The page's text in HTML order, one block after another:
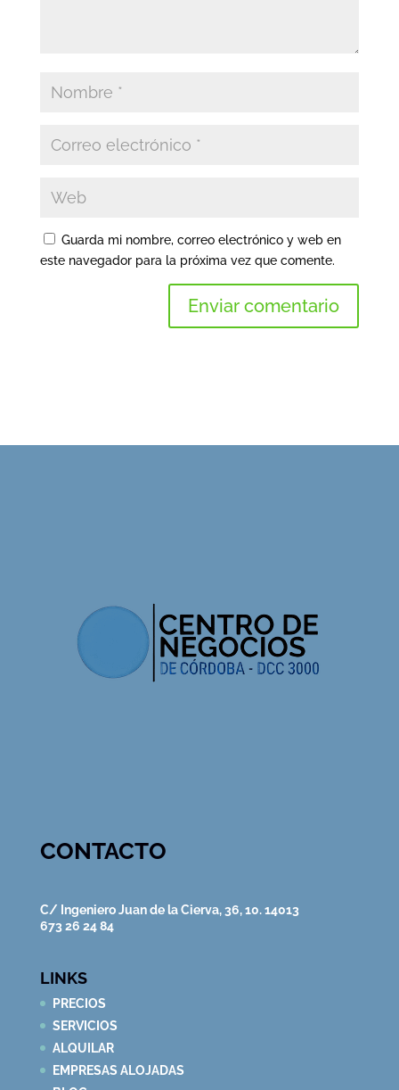
Guarda mi nombre, correo electrónico y web en
este navegador para la próxima vez que comente.
CONTACTO
C/ Ingeniero Juan de la Cierva, 36, 10. 14013
673 26 24 84
LINKS
PRECIOS
SERVICIOS
ALQUILAR
EMPRESAS ALOJADAS